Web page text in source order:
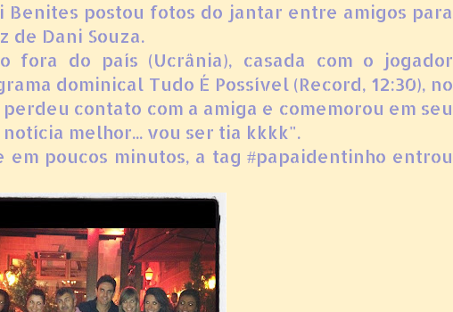
postou fotos do jantar entre amigos para
de Dani Souza.
fora do país (Ucrânia), casada com o jogador
dominical Tudo É Possível (Record, 12:30), no
contato com a amiga e comemorou em seu
melhor... vou ser tia kkkk".
poucos minutos, a tag #papaidentinho entrou